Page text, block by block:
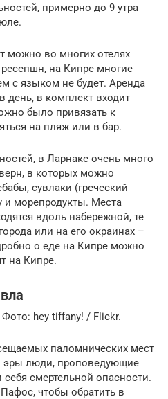
примерно до 9 утра
можно во многих отелях
на Кипре многие
с языком не будет. Аренда
день, в комплект входит
было привязать к
на пляж или в бар.
в Ларнаке очень много
в которых можно
сувлаки (греческий
морепродукты. Места
вдоль набережной, те
или на его окраинах –
о еде на Кипре можно
на Кипре.
hey tiffany! / Flickr.
паломнических мест
эры люди, проповедующие
себя смертельной опасности.
чтобы обратить в